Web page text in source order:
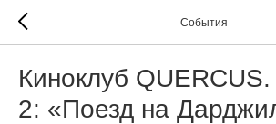
События
Киноклуб
2: «Поезд на